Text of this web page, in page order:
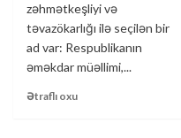
zəhmətkeşliyi və
təvazökarlığı ilə seçilən bir
ad var: Respublikanın
əməkdar müəllimi,...
Ətraflı oxu